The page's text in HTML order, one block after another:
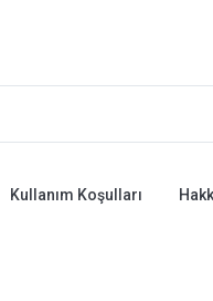
Kullanım Koşulları